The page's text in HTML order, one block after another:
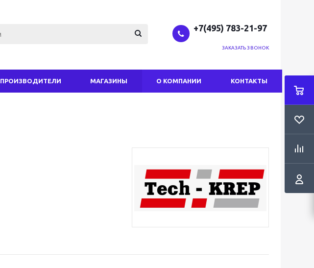
+7(495) 783-21-97
ЗАКАЗАТЬ ЗВОНОК
ПРОИЗВОДИТЕЛИ МАГАЗИНЫ О КОМПАНИИ КОНТАКТЫ